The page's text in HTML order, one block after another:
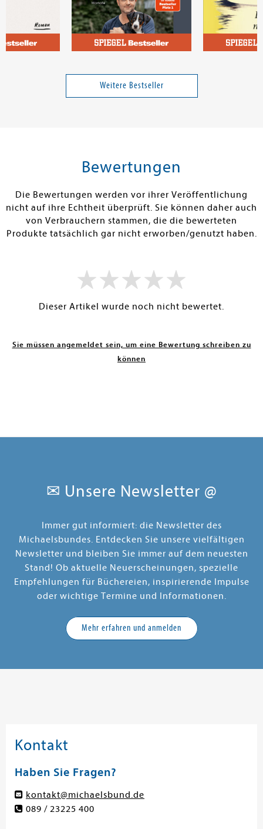
Welpentraining mit Martin
Rütter
Warenkorb
Weitere Bestseller
Bewertungen
Die Bewertungen werden vor ihrer Veröffentlichung
nicht auf ihre Echtheit überprüft. Sie können daher auch
von Verbrauchern stammen, die die bewerteten
Produkte tatsächlich gar nicht erworben/genutzt haben.
Dieser Artikel wurde noch nicht bewertet.
Sie müssen angemeldet sein, um eine Bewertung schreiben zu
können
✉ Unsere Newsletter @
Immer gut informiert: die Newsletter des
Michaelsbundes. Entdecken Sie unsere vielfältigen
Newsletter und bleiben Sie immer auf dem neuesten
Stand! Ob aktuelle Neuerscheinungen, spezielle
Empfehlungen für Büchereien, inspirierende Impulse
oder wichtige Termine und Informationen.
Mehr erfahren und anmelden
Kontakt
Haben Sie Fragen?
kontakt@michaelsbund.de
089 / 23225 400